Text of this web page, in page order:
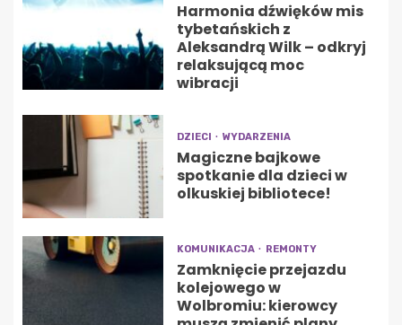
Harmonia dźwięków mis
tybetańskich z
Aleksandrą Wilk – odkryj
relaksującą moc
wibracji
DZIECI WYDARZENIA
Magiczne bajkowe
spotkanie dla dzieci w
olkuskiej bibliotece!
KOMUNIKACJA REMONTY
Zamknięcie przejazdu
kolejowego w
Wolbromiu: kierowcy